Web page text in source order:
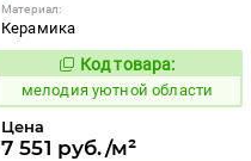
Материал:
Керамика
966938
Код товара:
мелодия уютной области
Цена
7 551 руб./м²